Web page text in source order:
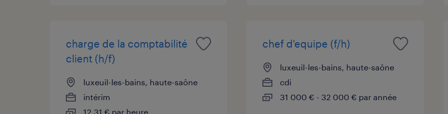
charge de la comptabilité
client (h/f)
luxeuil-les-bains, haute-saône
intérim
12,31 € par heure
chef d'equipe (f/h)
luxeuil-les-bains, haute-saône
cdi
31 000 € - 32 000 € par année